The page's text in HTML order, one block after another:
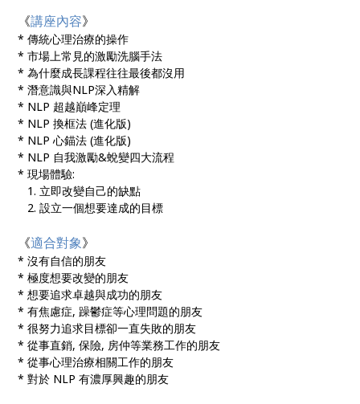
《講座內容》
* 傳統心理治療的操作
* 市場上常見的激勵洗腦手法
* 為什麼成長課程往往最後都沒用
* 潛意識與NLP深入精解
* NLP 超越巔峰定理
* NLP 換框法 (進化版)
* NLP 心錨法 (進化版)
* NLP 自我激勵&蛻變四大流程
* 現場體驗:
1. 立即改變自己的缺點
2. 設立一個想要達成的目標
《適合對象》
* 沒有自信的朋友
* 極度想要改變的朋友
* 想要追求卓越與成功的朋友
* 有焦慮症, 躁鬱症等心理問題的朋友
* 很努力追求目標卻一直失敗的朋友
* 從事直銷, 保險, 房仲等業務工作的朋友
* 從事心理治療相關工作的朋友
* 對於 NLP 有濃厚興趣的朋友